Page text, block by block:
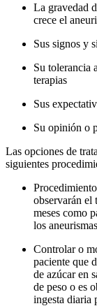
La gravedad
crece el
Sus signos y
Su tolerancia
terapias
Sus
Su opinión o
Las opciones de
siguientes
observarán el
meses como
los
Controlar o
paciente que
de azúcar en
de peso o es
ingesta diaria